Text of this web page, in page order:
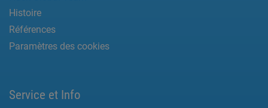
Histoire
Références
Paramètres des cookies
Service et Info